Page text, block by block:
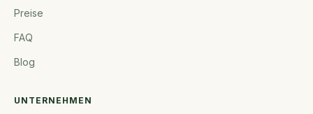
Preise
FAQ
Blog
UNTERNEHMEN